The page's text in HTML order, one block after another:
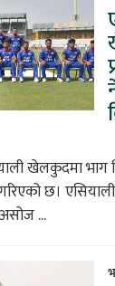
खेलकुदमा भाग
छ।
असोज ...